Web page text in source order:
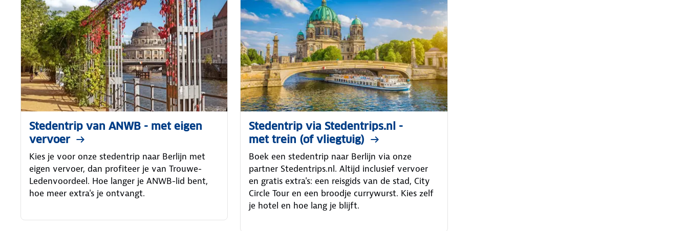
Stedentrip van ANWB - met eigen
vervoer
Kies je voor onze stedentrip naar Berlijn met
eigen vervoer, dan profiteer je van Trouwe-
Ledenvoordeel. Hoe langer je ANWB-lid bent,
hoe meer extra's je ontvangt.
Stedentrip via Stedentrips.nl -
met trein (of vliegtuig)
Boek een stedentrip naar Berlijn via onze
partner Stedentrips.nl. Altijd inclusief vervoer
en gratis extra's: een reisgids van de stad, City
Circle Tour en een broodje currywurst. Kies zelf
je hotel en hoe lang je blijft.